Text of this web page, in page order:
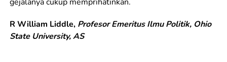
R William Liddle, Profesor Emeritus Ilmu Politik, Ohio
State University, AS